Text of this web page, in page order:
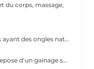
du corps, massage,
Cette prestation est réservée aux personnes ayant des ongles naturels, sans vernis semi-permanent ni gel. Le gainage consiste à renforcer votre ongle a l'aide d'une base. La manucure est comprise dans la prestation. Si vous désirez une décoration merci de le sélectionner.
Cette prestation comprend la dépose et la repose d'un gainage semi permanent ainsi que la manucure. Le gainage consiste à renforcer votre ongle a l'aide d'une base. Si vous désirez une décoration merci de le sélectionner. Si un ou plusieurs ongles sont cassés et que vous désirez le rallonger merci de le sélectionner en plus.